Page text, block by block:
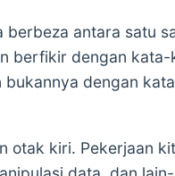
antara satu
berfikir dengan kata-
dengan
otak kiri. Pekerjaan